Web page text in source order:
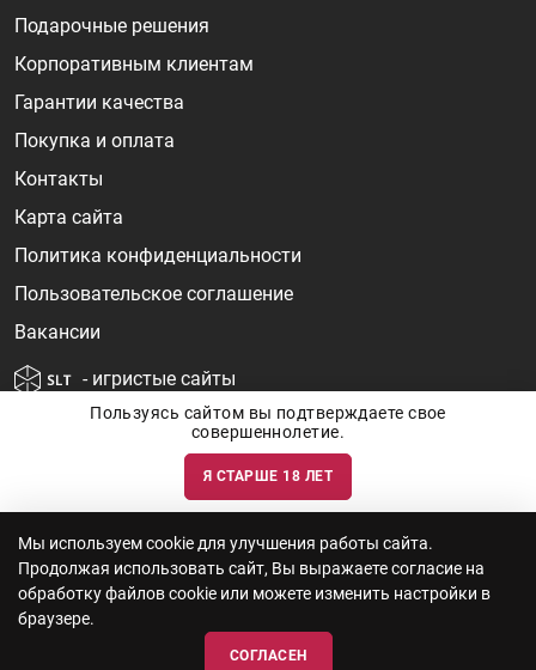
Подарочные решения
Корпоративным клиентам
Гарантии качества
Покупка и оплата
Контакты
Карта сайта
Политика конфиденциальности
Пользовательское соглашение
Вакансии
- игристые сайты
Информация о ценах и наличии товаров носит ознакомительный
характер и может быть не точной. Цены на импортные товары особенно
актуальности наличия товаров и цен вы так же можете уточнить по
телефону+7 (812) 715 06-66с 11-22 ежедневно.
ООО "Винум" ИНН 7814473915, Лицензия на торговлю алкоголем: №
серия 78АА №0012735, регистрационный номер 78РПА000752 от
12.10.2023 действует по 11.10.2028
Пользуясь сайтом вы подтверждаете свое
совершеннолетие.
Я СТАРШЕ 18 ЛЕТ
Мы используем cookie для улучшения работы сайта.
Продолжая использовать сайт, Вы выражаете согласие на
обработку файлов cookie или можете изменить настройки в
браузере.
СОГЛАСЕН